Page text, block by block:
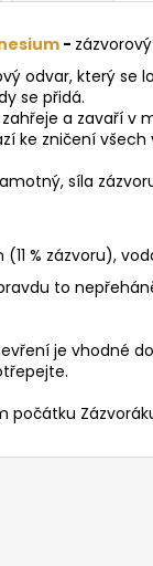
-
odvar, který se
se přidá.
a zavaří v
ke zničení
síla
(11 % zázvoru),
to
je vhodné
počátku